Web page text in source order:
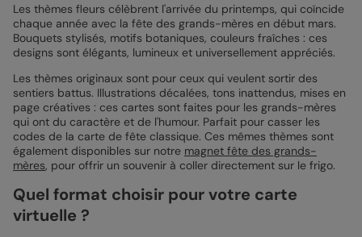
Les thèmes fleurs célèbrent l'arrivée du printemps, qui coïncide
chaque année avec la fête des grands-mères en début mars.
Bouquets stylisés, motifs botaniques, couleurs fraîches : ces
designs sont élégants, lumineux et universellement appréciés.
Les thèmes originaux sont pour ceux qui veulent sortir des
sentiers battus. Illustrations décalées, tons inattendus, mises en
page créatives : ces cartes sont faites pour les grands-mères
qui ont du caractère et de l'humour. Parfait pour casser les
codes de la carte de fête classique. Ces mêmes thèmes sont
également disponibles sur notre magnet fête des grands-
mères, pour offrir un souvenir à coller directement sur le frigo.
Quel format choisir pour votre carte
virtuelle ?